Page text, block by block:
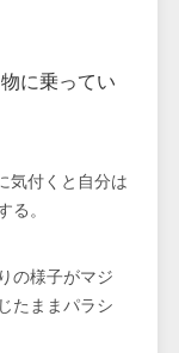
に乗ってい
気付くと自分は
。
の様子がマジ
たままパラシ